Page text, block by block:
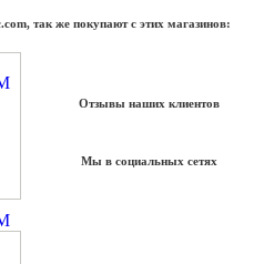
так же покупают с этих магазинов:
Отзывы наших клиентов
Мы в социальных сетях